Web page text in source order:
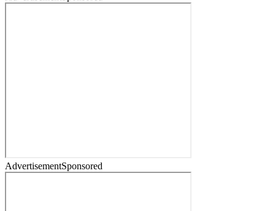
AdvertisementSponsored